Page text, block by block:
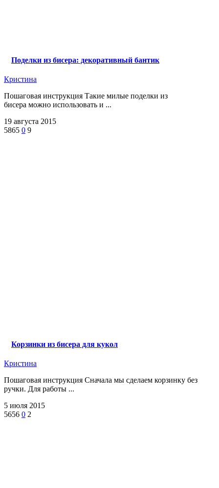
Поделки из бисера: декоративный бантик
Кристина
Пошаговая инструкция Такие милые поделки из
бисера можно использовать и ...
19 августа 2015
5865 0 9
Корзинки из бисера для кукол
Кристина
Пошаговая инструкция Сначала мы сделаем корзинку без
ручки. Для работы ...
5 июля 2015
5656 0 2